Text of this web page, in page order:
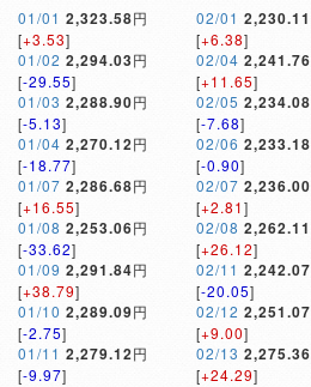
01/01 2,323.58円
[+3.53]
01/02 2,294.03円
[-29.55]
01/03 2,288.90円
[-5.13]
01/04 2,270.12円
[-18.77]
01/07 2,286.68円
[+16.55]
01/08 2,253.06円
[-33.62]
01/09 2,291.84円
[+38.79]
01/10 2,289.09円
[-2.75]
01/11 2,279.12円
[-9.97]
02/01 2,230.11
[+6.38]
02/04 2,241.76
[+11.65]
02/05 2,234.08
[-7.68]
02/06 2,233.18
[-0.90]
02/07 2,236.00
[+2.81]
02/08 2,262.11
[+26.12]
02/11 2,242.07
[-20.05]
02/12 2,251.07
[+9.00]
02/13 2,275.36
[+24.29]